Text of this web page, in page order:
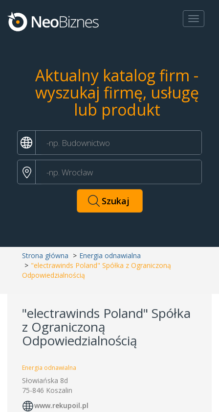
Toggle
Aktualny katalog firm -
wyszukaj firmę, usługę
lub produkt
Strona główna
Energia odnawialna
"electrawinds Poland" Spółka z Ograniczoną
Odpowiedzialnością
"electrawinds Poland" Spółka
z Ograniczoną
Odpowiedzialnością
Energia odnawialna
Słowiańska 8d
75-846 Koszalin
www.rekupoil.pl